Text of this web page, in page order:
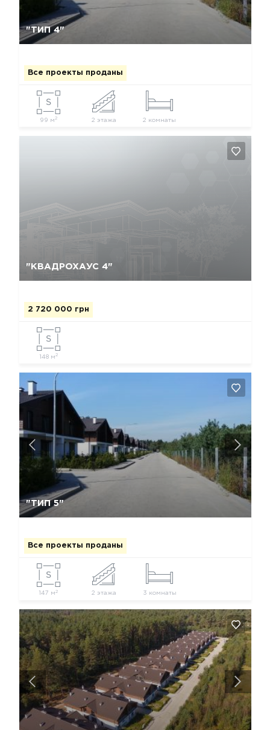
"ТИП 4"
Все проекты проданы
99 м 2 2 этажа 2 комнаты
"КВАДРОХАУС 4"
2 720 000 грн
148 м 2
"ТИП 5"
Все проекты проданы
147 м 2 2 этажа 3 комнаты
Да, удалить Отмена